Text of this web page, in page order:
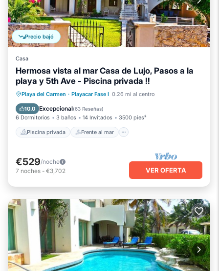
Precio bajó
Casa
Hermosa vista al mar Casa de Lujo, Pasos a la
playa y 5th Ave - Piscina privada !!
Playa del Carmen · Playacar Fase I 0.26 mi al centro
10.0 Excepcional(63 Reseñas)
6 Dormitorios 3 baños 14 Invitados 3500 pies²
Piscina privada Frente al mar
Piscina privada
Frente al mar
Aparcamiento
€529/noche
7 noches - €3,702 VER OFERTA